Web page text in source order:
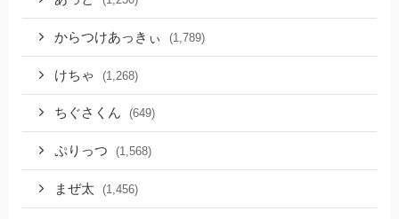
からつけあっきぃ (1,789)
けちゃ (1,268)
ちぐさくん (649)
ぷりっつ (1,568)
まぜ太 (1,456)